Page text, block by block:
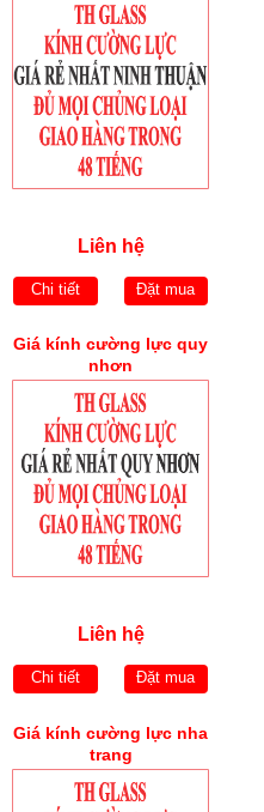
Liên hệ
Chi tiết Đặt mua
Giá kính cường lực quy
nhơn
Liên hệ
Chi tiết Đặt mua
Giá kính cường lực nha
trang